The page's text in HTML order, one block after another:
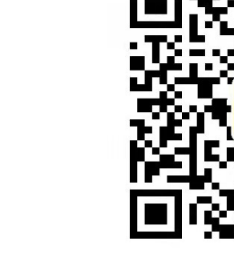
或将图片直接拖到这里
jpg, jpeg, gif, png